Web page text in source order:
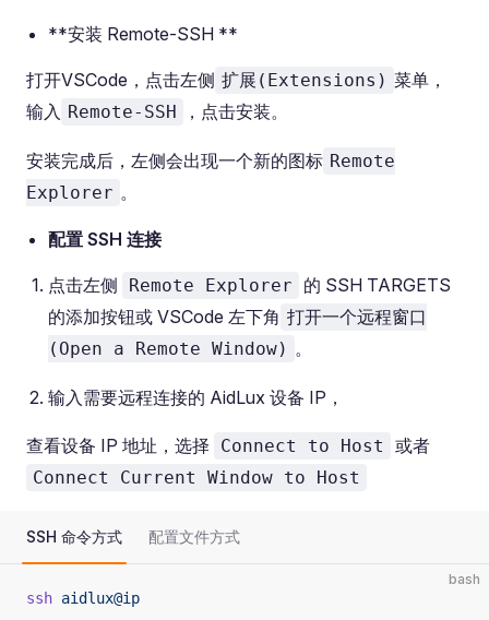
**安装 Remote-SSH **
打开VSCode，点击左侧 扩展(Extensions) 菜单，
输入 Remote-SSH ，点击安装。
安装完成后，左侧会出现一个新的图标 Remote
Explorer 。
配置 SSH 连接
点击左侧 Remote Explorer
的 SSH TARGETS
的添加按钮或 VSCode 左下角 打开一个远程窗口
(Open a Remote Window) 。
输入需要远程连接的 AidLux 设备 IP，
查看设备 IP 地址，选择 Connect to Host 或者
Connect Current Window to Host
SSH 命令方式 配置文件方式
bash
ssh aidlux@ip